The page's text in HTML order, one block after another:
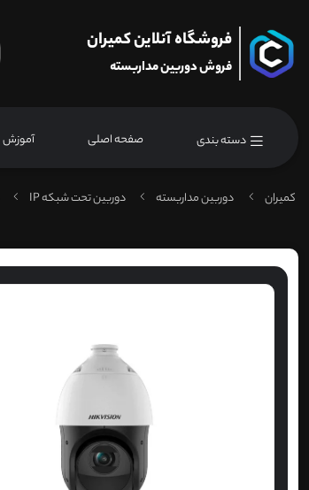
فروشگاه آنلاین کمیران
فروش دوربین مداربسته
دسته بندی صفحه اصلی آموزش
کمیران دوربین مداربسته دوربین تحت شبکه IP